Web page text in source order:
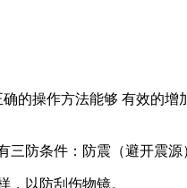
操作方法能够 有效的增
条件：防震（避开震源
以防刮伤物镜。